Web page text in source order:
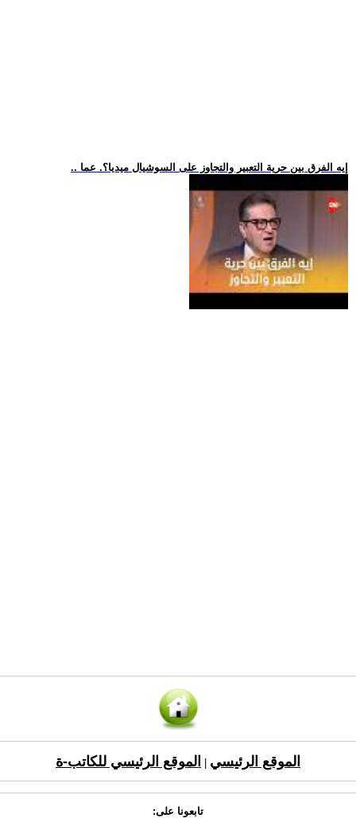
.. إيه الفرق بين حرية التعبير والتجاوز على السوشيال ميديا؟. عما
الموقع الرئيسي الموقع الرئيسي للكاتب-ة
تابعونا على: